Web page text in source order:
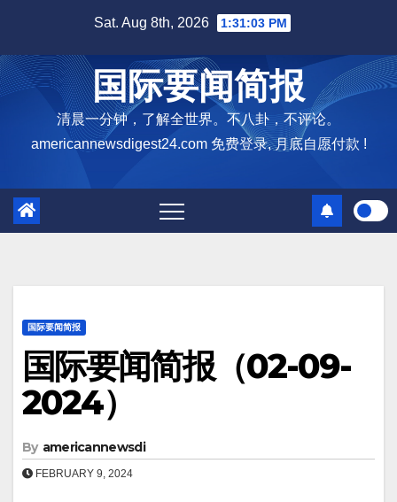
content
Sat. Aug 8th, 2026 1:31:04 PM
国际要闻简报
清晨一分钟，了解全世界。不八卦，不评论。
americannewsdigest24.com 免费登录, 月底自愿付款 !
国际要闻简报
国际要闻简报（02-09-
2024）
By americannewsdi
FEBRUARY 9, 2024